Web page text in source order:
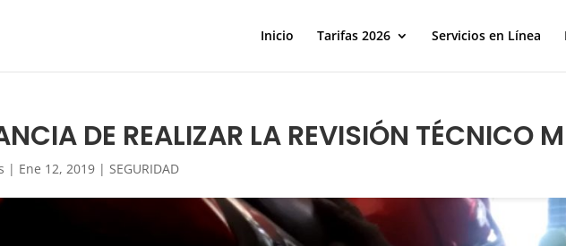
Inicio Tarifas 2026 Servicios en Línea
DE REALIZAR LA REVISIÓN TÉCNICO
| Ene 12, 2019 |SEGURIDAD